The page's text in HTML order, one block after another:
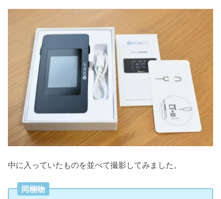
中に入っていたものを並べて撮影してみました。
同梱物